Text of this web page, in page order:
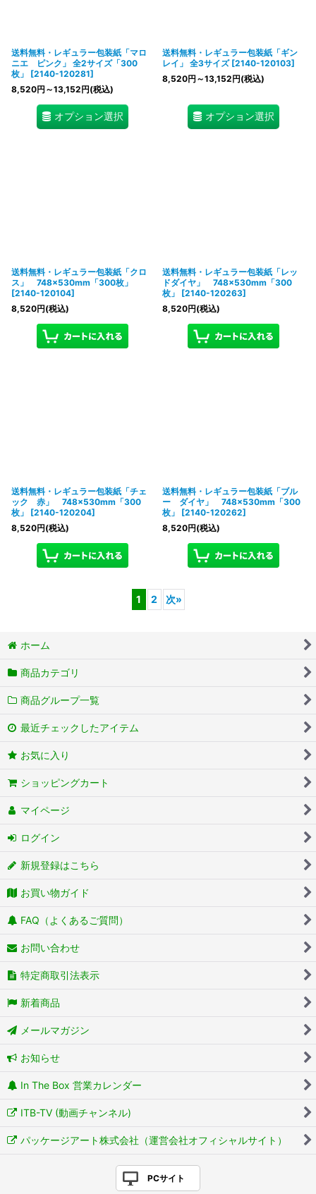
送料無料・レギュラー包装紙「マロ
ニエ ピンク」 全2サイズ「300
枚」
[2140-120281]
8,520円 ～13,152円(税込)
オプション選択
送料無料・レギュラー包装紙「ギン
レイ」 全3サイズ [2140-120103]
8,520円 ～13,152円(税込)
オプション選択
送料無料・レギュラー包装紙「クロ
ス」 748×530mm「300枚」
[2140-120104]
8,520円(税込)
送料無料・レギュラー包装紙「レッ
ドダイヤ」 748×530mm「300
枚」
[2140-120263]
8,520円(税込)
送料無料・レギュラー包装紙「チェ
ック 赤」 748×530mm「300
枚」
[2140-120204]
8,520円(税込)
送料無料・レギュラー包装紙「ブル
ー ダイヤ」 748×530mm「300
枚」
[2140-120262]
8,520円(税込)
1 2 次»
ホーム
商品カテゴリ
商品グループ一覧
最近チェックしたアイテム
お気に入り
ショッピングカート
マイページ
ログイン
新規登録はこちら
お買い物ガイド
FAQ（よくあるご質問）
お問い合わせ
特定商取引法表示
新着商品
メールマガジン
お知らせ
In The Box 営業カレンダー
ITB-TV (動画チャンネル)
パッケージアート株式会社（運営会社オフィシャルサイト）
PCサイト